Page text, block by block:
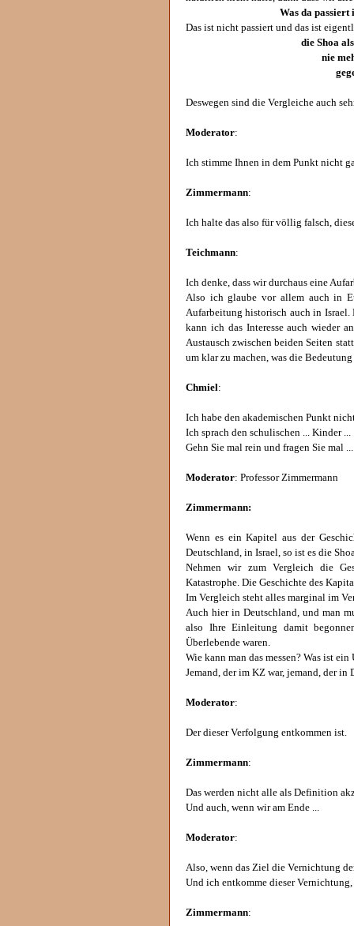
Was da passiert
Das ist nicht passiert und das ist
die Shoa
nie
Deswegen sind die Vergleiche auch
Moderator:
Ich stimme Ihnen in dem Punkt nicht
Zimmermann:
Ich halte das also für völlig falsch,
Teichmann:
Ich denke, dass wir durchaus eine
Also ich glaube vor allem auch in
Aufarbeitung historisch auch in Israel.
kann ich das Interesse auch wieder
Austausch zwischen beiden Seiten
um klar zu machen, was die
Chmiel:
Ich habe den akademischen Punkt
Ich sprach den schulischen ... Kinder ...
Gehn Sie mal rein und fragen Sie mal
Moderator: Professor Zimmermann
Zimmermann:
Wenn es ein Kapitel aus der
Deutschland, in Israel, so ist es die
Nehmen wir zum Vergleich die
Katastrophe. Die Geschichte des
Im Vergleich steht alles marginal im
Auch hier in Deutschland, und man
also Ihre Einleitung damit
Überlebende waren.
Wie kann man das messen? Was ist ein
Jemand, der im KZ war, jemand, der in
Moderator:
Der dieser Verfolgung entkommen ist.
Zimmermann:
Das werden nicht alle als Definition
Und auch, wenn wir am Ende ...
Moderator:
Also, wenn das Ziel die Vernichtung
Und ich entkomme dieser
Zimmermann: